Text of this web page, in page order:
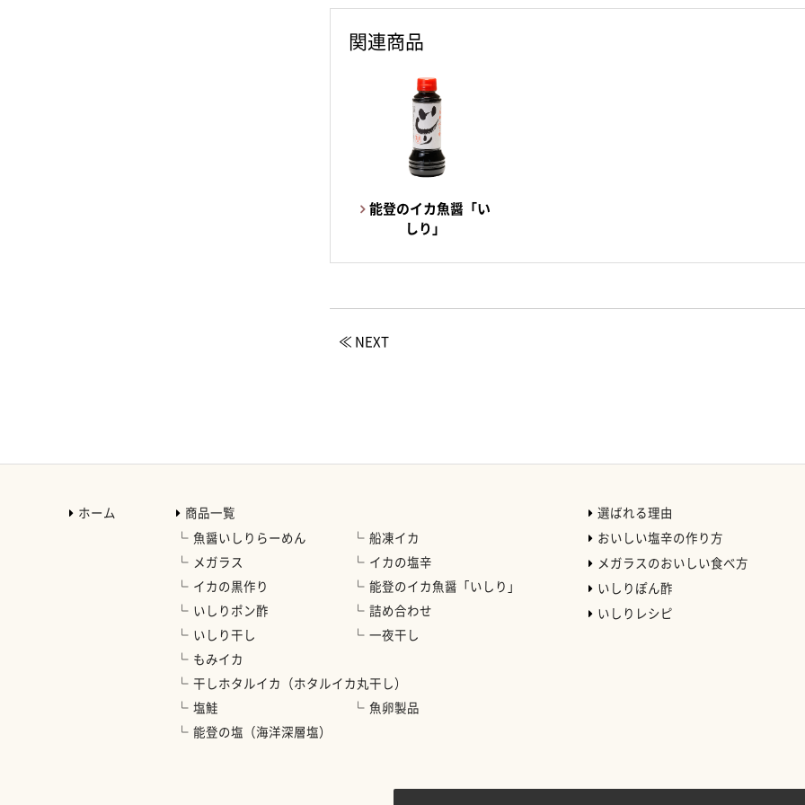
関連商品
能登のイカ魚醤「い
しり」
≪ NEXT
ホーム
商品一覧
魚醤いしりらーめん
船凍イカ
メガラス
イカの塩辛
イカの黒作り
能登のイカ魚醤「いしり」
いしりポン酢
詰め合わせ
いしり干し
一夜干し
もみイカ
干しホタルイカ（ホタルイカ丸干し）
塩鮭
魚卵製品
能登の塩（海洋深層塩）
選ばれる理由
おいしい塩辛の作り方
メガラスのおいしい食べ方
いしりぽん酢
いしりレシピ